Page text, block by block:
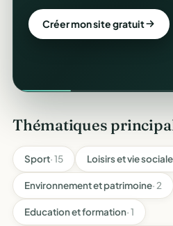
Créer mon site gratuit
Thématiques
Sport· 15 Loisirs et vie sociale
Environnement et patrimoine· 2
Education et formation· 1